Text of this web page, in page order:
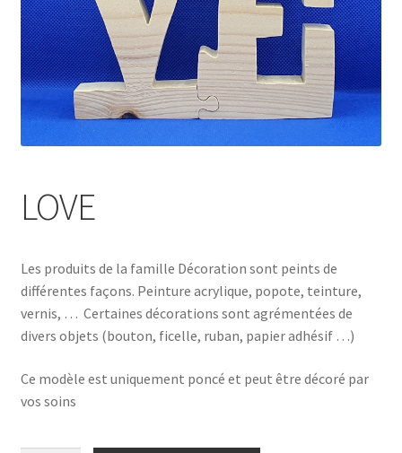
LOVE
Les produits de la famille Décoration sont peints de
différentes façons. Peinture acrylique, popote, teinture,
vernis, … Certaines décorations sont agrémentées de
divers objets (bouton, ficelle, ruban, papier adhésif …)
Ce modèle est uniquement poncé et peut être décoré par
vos soins